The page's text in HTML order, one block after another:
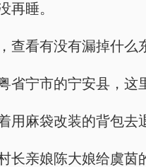
再睡。
查看有没有漏掉什么
省宁市的宁安县，
用麻袋改装的背包去
长亲娘陈大娘给虞